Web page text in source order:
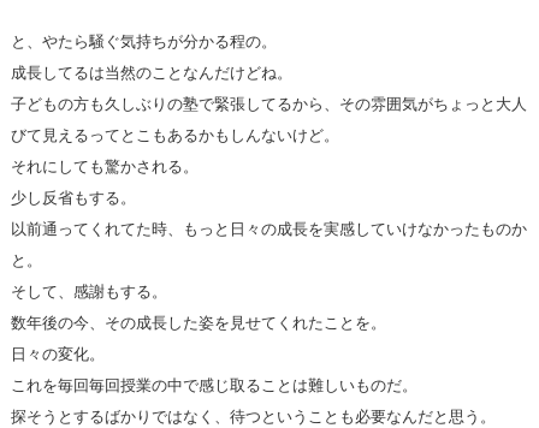
と、やたら騒ぐ気持ちが分かる程の。
成長してるは当然のことなんだけどね。
子どもの方も久しぶりの塾で緊張してるから、その雰囲気がちょっと大人
びて見えるってとこもあるかもしんないけど。
それにしても驚かされる。
少し反省もする。
以前通ってくれてた時、もっと日々の成長を実感していけなかったものか
と。
そして、感謝もする。
数年後の今、その成長した姿を見せてくれたことを。
日々の変化。
これを毎回毎回授業の中で感じ取ることは難しいものだ。
探そうとするばかりではなく、待つということも必要なんだと思う。